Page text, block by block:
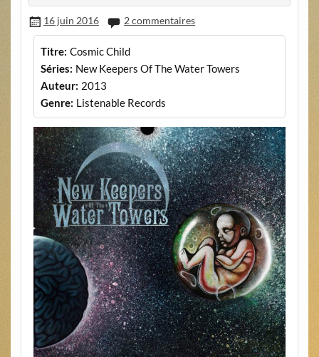
16 juin 2016 2 commentaires
Titre: Cosmic Child
Séries: New Keepers Of The Water Towers
Auteur: 2013
Genre: Listenable Records